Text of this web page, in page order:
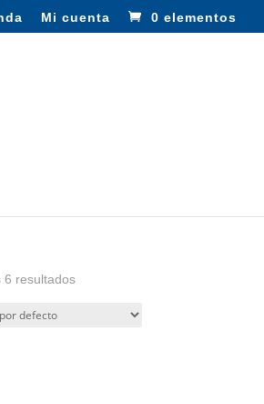
Mi cuenta 0 elementos
6 resultados